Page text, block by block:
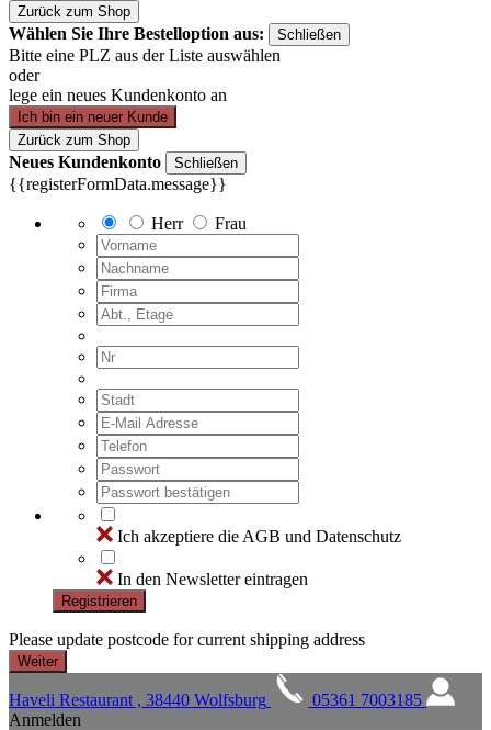
Zurück zum Shop
Wählen Sie Ihre Bestelloption aus: Schließen
Bitte eine PLZ aus der Liste auswählen
oder
lege ein neues Kundenkonto an
Ich bin ein neuer Kunde
Zurück zum Shop
Neues Kundenkonto Schließen
{{registerFormData.message}}
Herr Frau
Ich akzeptiere die AGB und Datenschutz
In den Newsletter eintragen
Registrieren
Please update postcode for current shipping address
Haveli Restaurant , 38440 Wolfsburg
05361 7003185
Anmelden